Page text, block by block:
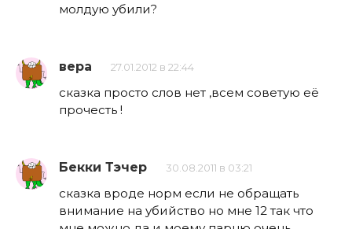
молдую убили?
вера 27.01.2012 в 22:44
сказка просто слов нет ,всем советую её
прочесть !
Бекки Тэчер 30.08.2011 в 03:21
сказка вроде норм если не обращать
внимание на убийство но мне 12 так что